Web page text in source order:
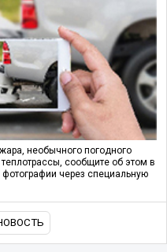
необычного погодного
сообщите об этом в
через специальную